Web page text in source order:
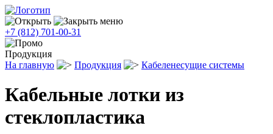
меню
+7 (812) 701-00-31
Продукция
На главную
Продукция Кабеленесущие системы
Кабельные лотки из
стеклопластика